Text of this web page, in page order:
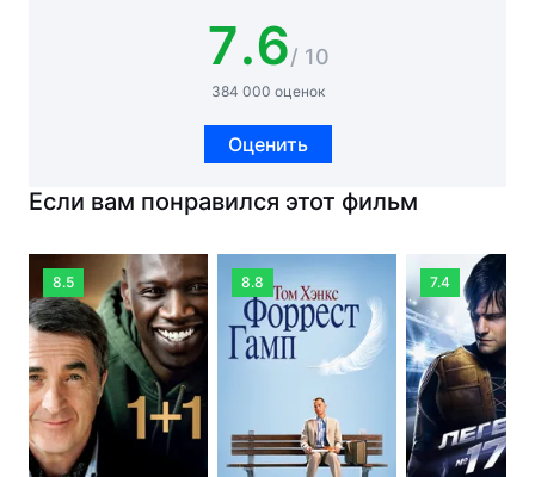
7.6/ 10
384 000 оценок
Оценить
Если вам понравился этот фильм
8.5 8.8 7.4